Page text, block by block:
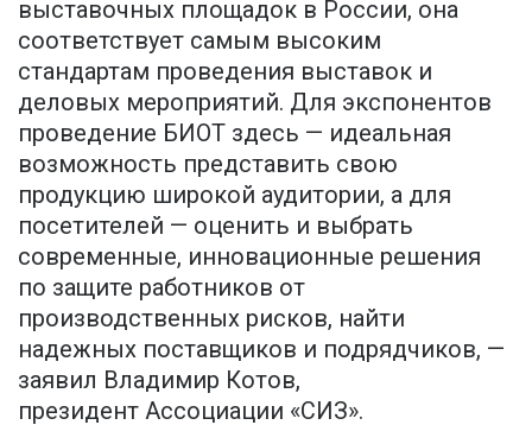
выставочных площадок в России, она
соответствует самым высоким
стандартам проведения выставок и
деловых мероприятий. Для экспонентов
проведение БИОТ здесь — идеальная
возможность представить свою
продукцию широкой аудитории, а для
посетителей — оценить и выбрать
современные, инновационные решения
по защите работников от
производственных рисков, найти
надежных поставщиков и подрядчиков, —
заявил Владимир Котов,
президент Ассоциации «СИЗ».